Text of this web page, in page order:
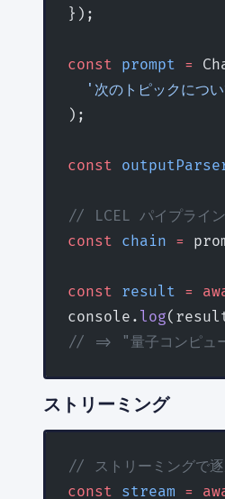
});
const prompt =
'次のトピックにつ
);
const
// LCEL パイプラ
const chain =
const result =
console. log
// => "量子コンピュ
ストリーミング
// ストリーミングで逐
const stream =